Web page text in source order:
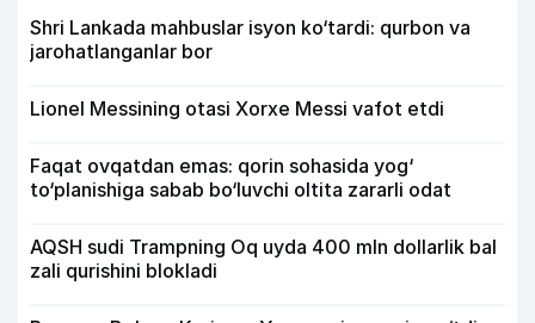
Shri Lankada mahbuslar isyon ko‘tardi: qurbon va
jarohatlanganlar bor
Lionel Messining otasi Xorxe Messi vafot etdi
Faqat ovqatdan emas: qorin sohasida yog‘
to‘planishiga sabab bo‘luvchi oltita zararli odat
AQSH sudi Trampning Oq uyda 400 mln dollarlik bal
zali qurishini blokladi